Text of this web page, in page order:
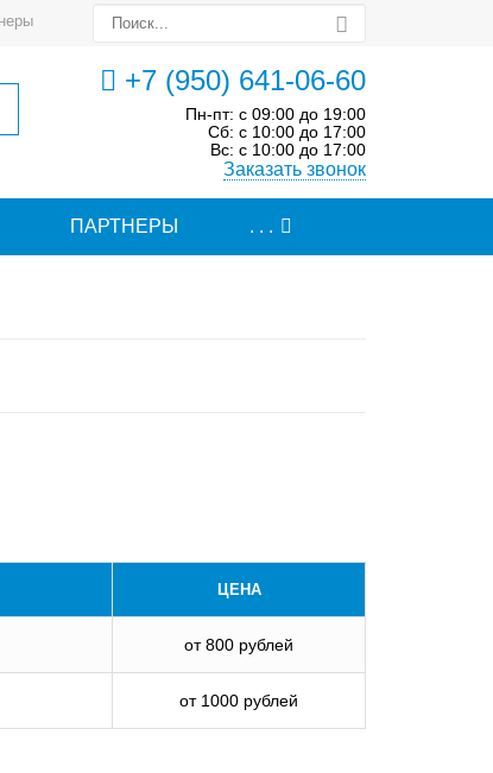
+7 (950) 641-06-60
Пн-пт: с 09:00 до 19:00
Сб: с 10:00 до 17:00
Вс: с 10:00 до 17:00
Заказать звонок
ПАРТНЕРЫ . . .
ЦЕНА
от 800 рублей
от 1000 рублей